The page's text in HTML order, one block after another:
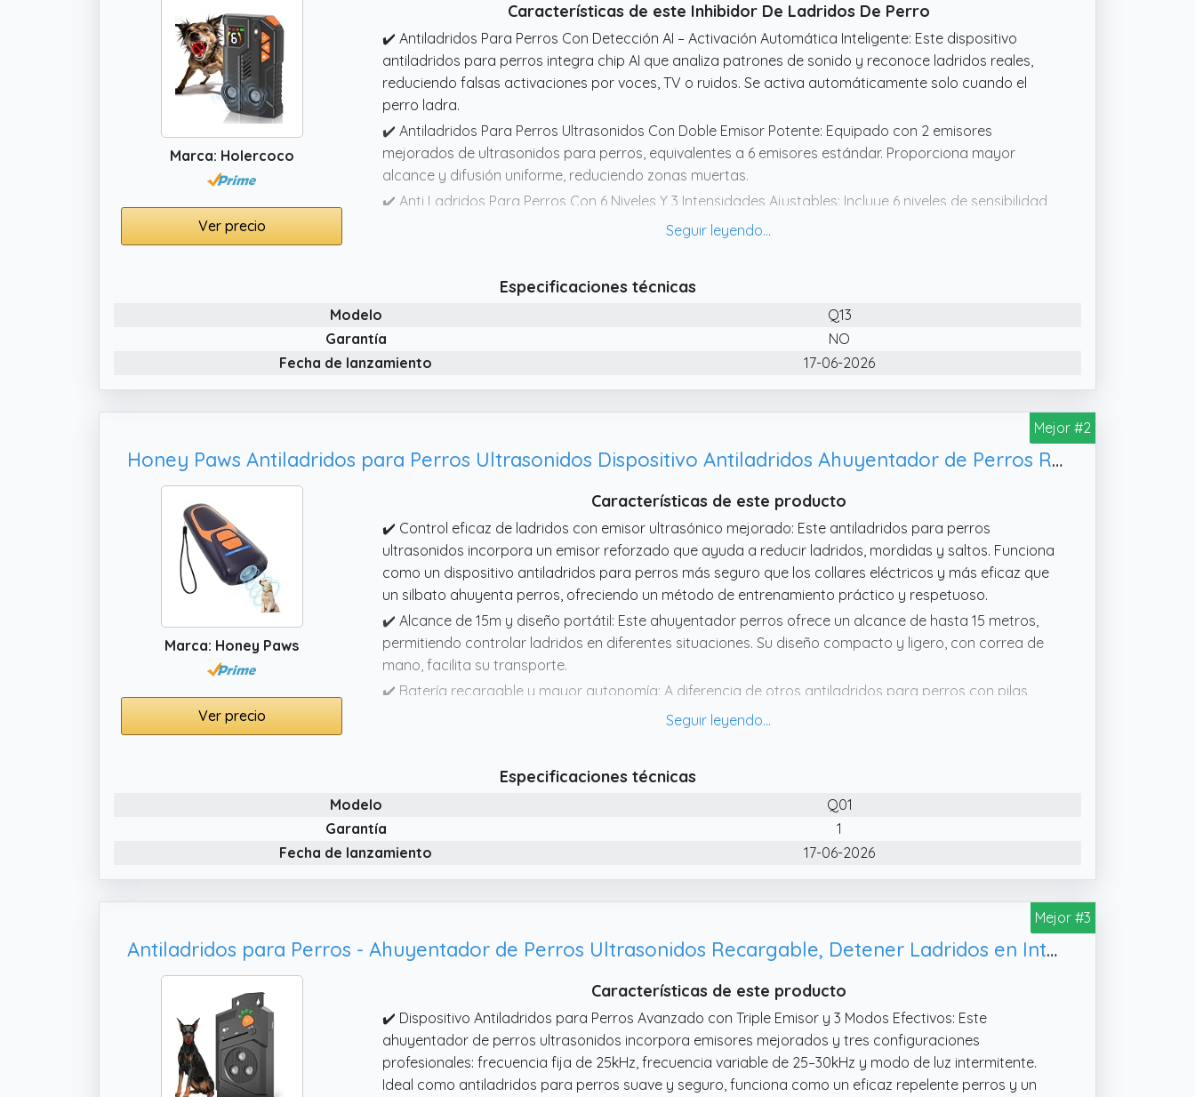
Marca: Holercoco
Ver precio
Características de este Inhibidor De Ladridos De Perro
✔️ Antiladridos Para Perros Con Detección AI – Activación Automática Inteligente: Este dispositivo
antiladridos para perros integra chip AI que analiza patrones de sonido y reconoce ladridos reales,
reduciendo falsas activaciones por voces, TV o ruidos. Se activa automáticamente solo cuando el
perro ladra.
✔️ Antiladridos Para Perros Ultrasonidos Con Doble Emisor Potente: Equipado con 2 emisores
mejorados de ultrasonidos para perros, equivalentes a 6 emisores estándar. Proporciona mayor
alcance y difusión uniforme, reduciendo zonas muertas.
✔️ Anti Ladridos Para Perros Con 6 Niveles Y 3 Intensidades Ajustables: Incluye 6 niveles de sensibilidad
y 3 modos de intensidad para adaptar el dispositivo antiladridos para perros según distancia,
✔️ Dispositivo Antiladridos Para Perros Resistente Y Recargable: Pantalla clara y botones intuitivos
para uso sencillo. Carcasa impermeable IPX6 apta para Interior Exterior como sala, jardín, perrera,
entrada o balcón cubierto.
✔️ Ahuyentador De Perros Con 4 Modos Combinados De Respuesta: Ofrece 4 modos: ultrasonidos
para perros, ultrasonido + sonido, ultrasonido + luz, ultrasonido + sonido + luz. La estimulación
Especificaciones técnicas
Modelo
Q13
Garantía
NO
Fecha de lanzamiento
17-06-2026
Mejor #2
Honey Paws Antiladridos para Perros Ultrasonidos Dispositivo Antiladridos Ahuyentador de Perros Repelente Canino Portátil Recargable 15m Seguro y Humano Anti Ladridos Interior Exterior
Marca: Honey Paws
Ver precio
Características de este producto
✔️ Control eficaz de ladridos con emisor ultrasónico mejorado: Este antiladridos para perros
ultrasonidos incorpora un emisor reforzado que ayuda a reducir ladridos, mordidas y saltos. Funciona
como un dispositivo antiladridos para perros más seguro que los collares eléctricos y más eficaz que
un silbato ahuyenta perros, ofreciendo un método de entrenamiento práctico y respetuoso.
✔️ Alcance de 15m y diseño portátil: Este ahuyentador perros ofrece un alcance de hasta 15 metros,
permitiendo controlar ladridos en diferentes situaciones. Su diseño compacto y ligero, con correa de
mano, facilita su transporte.
✔️ Batería recargable y mayor autonomía: A diferencia de otros antiladridos para perros con pilas,
este dispositivo antiladridos para perros se recarga mediante USB. Con solo 2 horas de carga, ofrece
deseado, utilice este ahuyentador de perros apuntando hacia él junto con órdenes claras como “No”
o “Stop”. Este repelente perros funciona mejor combinado con refuerzo positivo.
✔️ Entrenamiento seguro con doble frecuencia ultrasónica: El ultrasonidos para perros utiliza doble
frecuencia (fija y variable) para captar la atención del perro de forma eficaz. Este anti ladridos para
perros no produce descargas, vibraciones ni ruidos molestos, no entra en contacto con la piel ni
Especificaciones técnicas
Modelo
Q01
Garantía
1
Fecha de lanzamiento
17-06-2026
Mejor #3
Antiladridos para Perros - Ahuyentador de Perros Ultrasonidos Recargable, Detener Ladridos en Interiores y Exteriores
Características de este producto
✔️ Dispositivo Antiladridos para Perros Avanzado con Triple Emisor y 3 Modos Efectivos: Este
ahuyentador de perros ultrasonidos incorpora emisores mejorados y tres configuraciones
profesionales: frecuencia fija de 25kHz, frecuencia variable de 25–30kHz y modo de luz intermitente.
Ideal como antiladridos para perros suave y seguro, funciona como un eficaz repelente perros y un